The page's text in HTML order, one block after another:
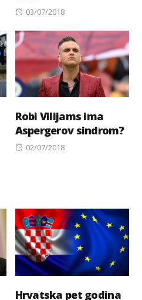
Posted
03/07/2018
Robi Vilijams ima
Aspergerov sindrom?
Posted
02/07/2018
Hrvatska pet godina